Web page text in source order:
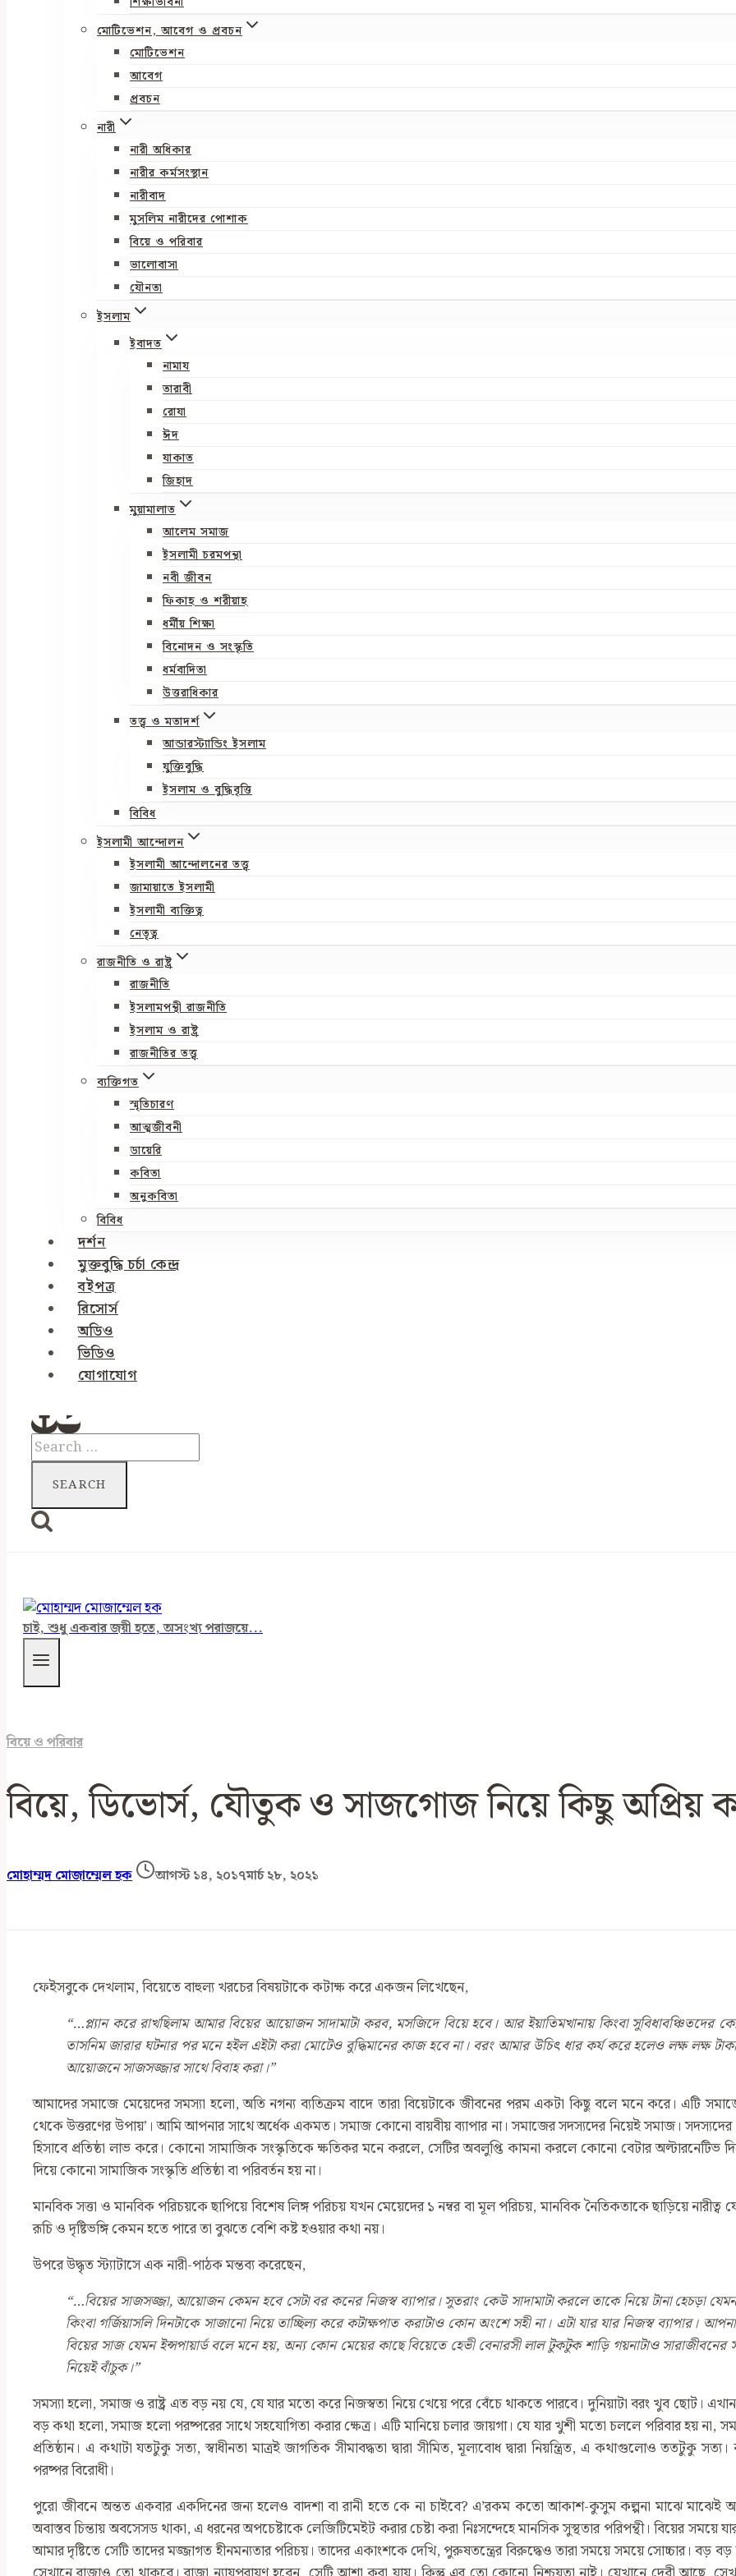
মোটিভেশন, আবেগ ও প্রবচন
মোটিভেশন
আবেগ
প্রবচন
নারী
নারী অধিকার
নারীর কর্মসংস্থান
নারীবাদ
মুসলিম নারীদের পোশাক
বিয়ে ও পরিবার
ভালোবাসা
যৌনতা
ইসলাম
ইবাদত
নামায
তারাবী
রোযা
ঈদ
যাকাত
জিহাদ
মুয়ামালাত
আলেম সমাজ
ইসলামী চরমপন্থা
নবী জীবন
ফিকাহ ও শরীয়াহ
ধর্মীয় শিক্ষা
বিনোদন ও সংস্কৃতি
ধর্মবাদিতা
উত্তরাধিকার
তত্ত্ব ও মতাদর্শ
আন্ডারস্ট্যান্ডিং ইসলাম
যুক্তিবুদ্ধি
ইসলাম ও বুদ্ধিবৃত্তি
বিবিধ
ইসলামী আন্দোলন
ইসলামী আন্দোলনের তত্ত্ব
জামায়াতে ইসলামী
ইসলামী ব্যক্তিত্ব
নেতৃত্ব
রাজনীতি ও রাষ্ট্র
রাজনীতি
ইসলামপন্থী রাজনীতি
ইসলাম ও রাষ্ট্র
রাজনীতির তত্ত্ব
ব্যক্তিগত
স্মৃতিচারণ
আত্মজীবনী
ডায়েরি
কবিতা
অনুকবিতা
বিবিধ
দর্শন
মুক্তবুদ্ধি চর্চা কেন্দ্র
বইপত্র
রিসোর্স
অডিও
ভিডিও
যোগাযোগ
Search
for:
চাই, শুধু একবার জয়ী হতে, অসংখ্য পরাজয়ে...
বিয়ে ও পরিবার
বিয়ে, ডিভোর্স, যৌতুক ও সাজগোজ নিয়ে কিছু অপ্রিয়
মোহাম্মদ মোজাম্মেল হক আগস্ট ১৪, ২০১৭মার্চ ২৮, ২০২১
ফেইসবুকে দেখলাম, বিয়েতে বাহুল্য খরচের বিষয়টাকে কটাক্ষ করে একজন লিখেছেন,
“…প্ল্যান করে রাখছিলাম আমার বিয়ের আয়োজন সাদামাটা করব, মসজিদে বিয়ে হবে। আর ইয়াতিমখানায় কিংবা
তাসনিম জারার ঘটনার পর মনে হইল এইটা করা মোটেও বুদ্ধিমানের কাজ হবে না। বরং আমার উচিৎ ধার কর্য করে হলেও লক্ষ লক্ষ
আয়োজনে সাজসজ্জার সাথে বিবাহ করা।”
আমাদের সমাজে মেয়েদের সমস্যা হলো, অতি নগন্য ব্যতিক্রম বাদে তারা বিয়েটাকে জীবনের পরম একটা কিছু বলে মনে করে। এটি
থেকে উত্তরণের উপায়’। আমি আপনার সাথে অর্ধেক একমত। সমাজ কোনো বায়বীয় ব্যাপার না। সমাজের সদস্যদের নিয়েই সমাজ। সদস্যদের
হিসাবে প্রতিষ্ঠা লাভ করে। কোনো সামাজিক সংস্কৃতিকে ক্ষতিকর মনে করলে, সেটির অবলুপ্তি কামনা করলে কোনো বেটার
দিয়ে কোনো সামাজিক সংস্কৃতি প্রতিষ্ঠা বা পরিবর্তন হয় না।
মানবিক সত্তা ও মানবিক পরিচয়কে ছাপিয়ে বিশেষ লিঙ্গ পরিচয় যখন মেয়েদের ১ নম্বর বা মূল পরিচয়, মানবিক নৈতিকতাকে ছাড়িয়ে
রূচি ও দৃষ্টিভঙ্গি কেমন হতে পারে তা বুঝতে বেশি কষ্ট হওয়ার কথা নয়।
উপরে উদ্ধৃত স্ট্যাটাসে এক নারী-পাঠক মন্তব্য করেছেন,
“…বিয়ের সাজসজ্জা, আয়োজন কেমন হবে সেটা বর কনের নিজস্ব ব্যাপার। সুতরাং কেউ সাদামাটা করলে তাকে নিয়ে টানা হেচড়া
কিংবা গর্জিয়াসলি দিনটাকে সাজানো নিয়ে তাচ্ছিল্য করে কটাক্ষপাত করাটাও কোন অংশে সহী না। এটা যার যার নিজস্ব ব্যাপার।
বিয়ের সাজ যেমন ইন্সপায়ার্ড বলে মনে হয়, অন্য কোন মেয়ের কাছে বিয়েতে হেভী বেনারসী লাল টুকটুক শাড়ি গয়নাটাও সারাজীবনের
নিয়েই বাঁচুক।”
সমস‍্যা হলো, সমাজ ও রাষ্ট্র এত বড় নয় যে, যে যার মতো করে নিজস্বতা নিয়ে খেয়ে পরে বেঁচে থাকতে পারবে। দুনিয়াটা বরং খুব ছোট।
বড় কথা হলো, সমাজ হলো পরষ্পরের সাথে সহযোগিতা করার ক্ষেত্র। এটি মানিয়ে চলার জায়গা। যে যার খুশী মতো চললে পরিবার হয় না,
প্রতিষ্ঠান। এ কথাটা যতটুকু সত্য, স্বাধীনতা মাত্রই জাগতিক সীমাবদ্ধতা দ্বারা সীমিত, মূল্যবোধ দ্বারা নিয়ন্ত্রিত, এ কথাগুলোও ততটুকু
পরষ্পর বিরোধী।
পুরো জীবনে অন্তত একবার একদিনের জন্য হলেও বাদশা বা রানী হতে কে না চাইবে? এ’রকম কতো আকাশ-কুসুম কল্পনা মাঝে মাঝেই
অবাস্তব চিন্তায় অবসেসড থাকা, এ ধরনের অপচেষ্টাকে লেজিটিমেইট করার চেষ্টা করা নিঃসন্দেহে মানসিক সুস্থতার পরিপন্থী। বিয়ের সময়ে
আমার দৃষ্টিতে সেটি তাদের মজ্জাগত হীনমন্যতার পরিচয়। তাদের একাংশকে দেখি, পুরুষতন্ত্রের বিরুদ্ধেও তারা সময়ে সময়ে সোচ্চার।